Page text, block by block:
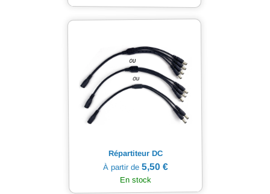
Répartiteur DC
À partir de 5,50 €
En stock